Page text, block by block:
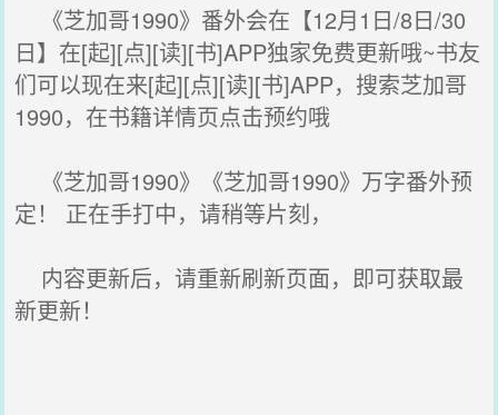
《芝加哥1990》番外会在【12月1日/8日/30
日】在[起][点][读][书]APP独家免费更新哦~书友
们可以现在来[起][点][读][书]APP，搜索芝加哥
1990，在书籍详情页点击预约哦
《芝加哥1990》《芝加哥1990》万字番外预
定！ 正在手打中，请稍等片刻，
内容更新后，请重新刷新页面，即可获取最
新更新！